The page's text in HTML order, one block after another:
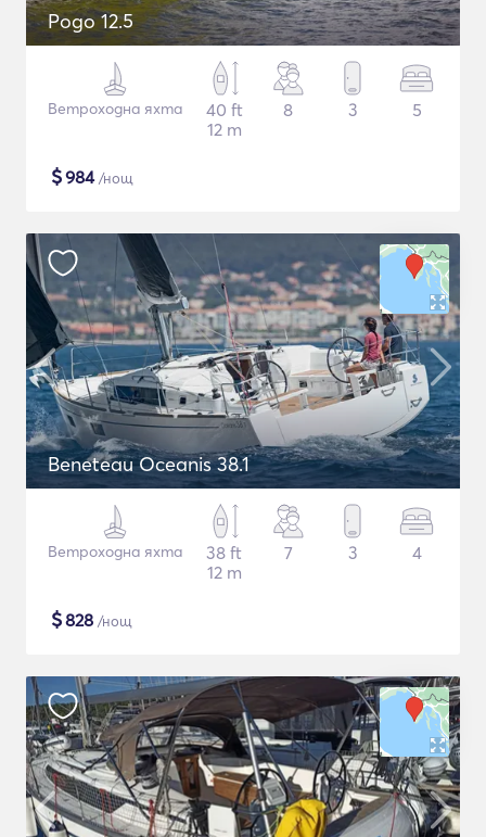
Pogo 12.5
Ветроходна яхта
40 ft
12 m
8 3 5
$984/нощ
Beneteau Oceanis 38.1
Ветроходна яхта
38 ft
12 m
7 3 4
$828 /нощ